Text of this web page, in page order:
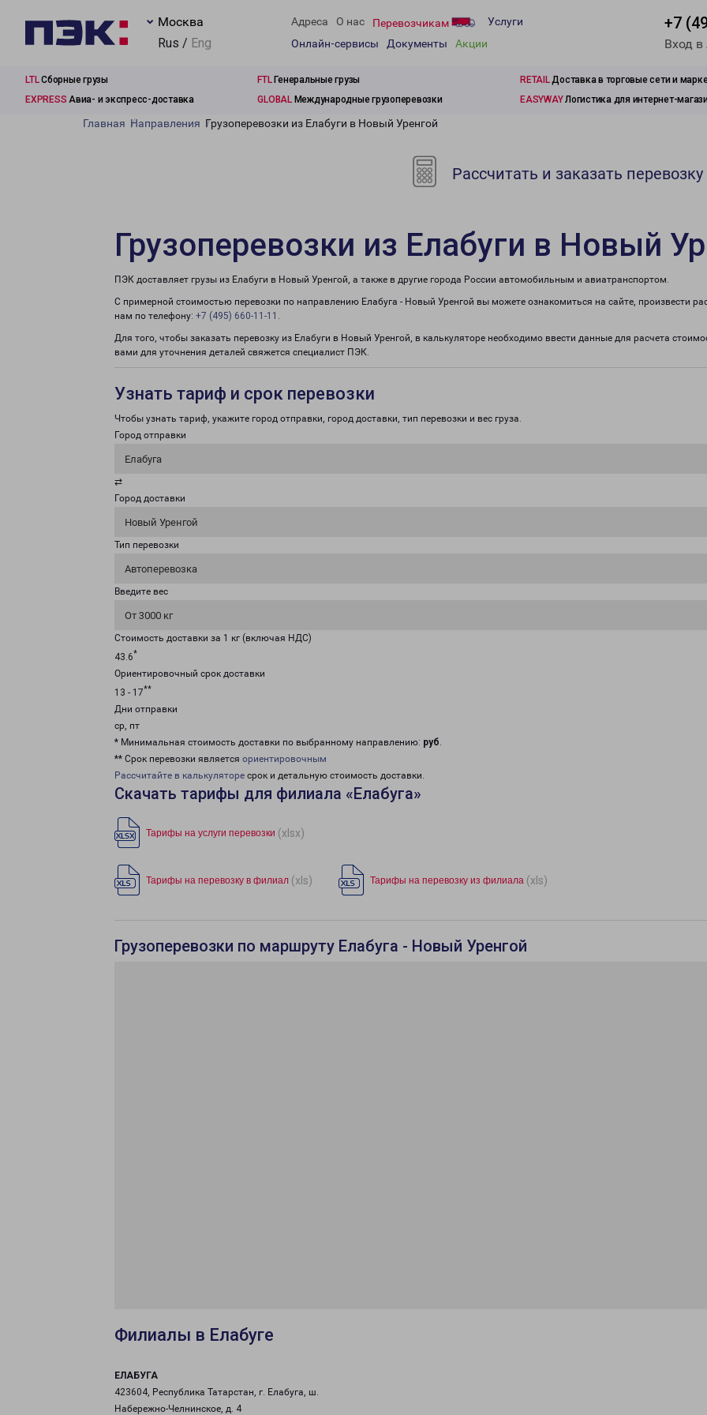
Москва
Rus / Eng
Адреса О нас Перевозчикам
Услуги
Онлайн-сервисы
Документы Акции
+7
Вход
LTLСборные грузы FTLГенеральные грузы RETAILДоставка в торговые сети и
EXPRESS Авиа- и экспресс-доставка GLOBALМеждународные грузоперевозки EASYWAYЛогистика для интернет-
Главная Направления Грузоперевозки из Елабуги в Новый Уренгой
Рассчитать и заказать перевозку
Грузоперевозки из Елабуги в Новый
ПЭК доставляет грузы из Елабуги в Новый Уренгой, а также в другие города России автомобильным и авиатранспортом.
С примерной стоимостью перевозки по направлению Елабуга - Новый Уренгой вы можете ознакомиться на сайте, произвести
нам по телефону: +7 (495) 660-11-11 .
Для того, чтобы заказать перевозку из Елабуги в Новый Уренгой, в калькуляторе необходимо ввести данные для расчета
вами для уточнения деталей свяжется специалист ПЭК.
Узнать тариф и срок перевозки
Чтобы узнать тариф, укажите город отправки, город доставки, тип перевозки и вес груза.
Город отправки
Елабуга
⇄
Город доставки
Новый Уренгой
Тип перевозки
Автоперевозка
Введите вес
От 3000 кг
Стоимость доставки за 1 кг (включая НДС)
43.6*
Ориентировочный срок доставки
13 - 17**
Дни отправки
ср, пт
* Минимальная стоимость доставки по выбранному направлению: руб.
** Срок перевозки является ориентировочным
Рассчитайте в калькуляторе срок и детальную стоимость доставки.
Скачать тарифы для филиала «Елабуга»
Тарифы на услуги перевозки (xlsx)
Тарифы на перевозку в филиал (xls) Тарифы на перевозку из филиала (xls)
Грузоперевозки по маршруту Елабуга - Новый Уренгой
Филиалы в Елабуге
ЕЛАБУГА
423604, Республика Татарстан, г. Елабуга, ш.
Набережно-Челнинское, д. 4